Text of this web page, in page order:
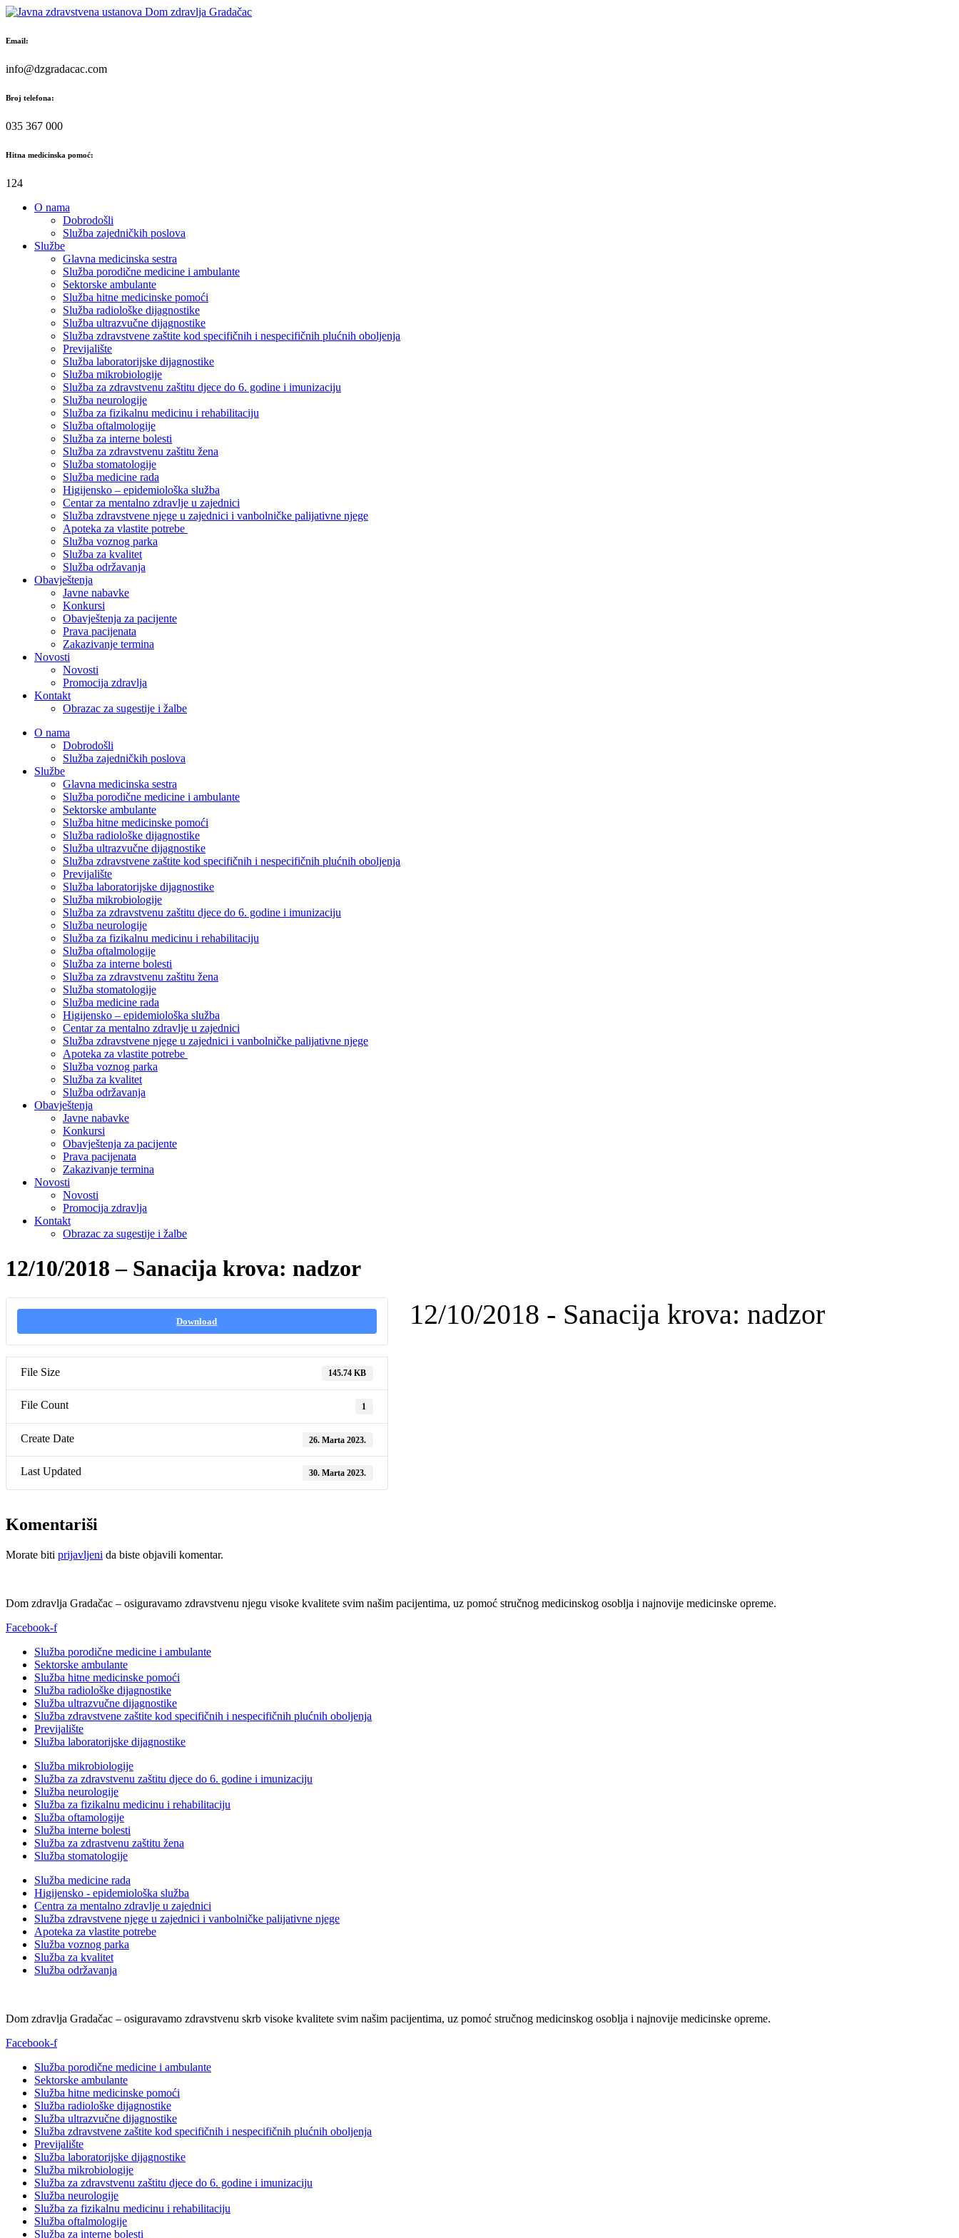
Skip
content
Email:
info@dzgradacac.com
Broj telefona:
035 367 000
Hitna medicinska pomoć:
124
O nama
Dobrodošli
Služba zajedničkih poslova
Službe
Glavna medicinska sestra
Služba porodične medicine i ambulante
Sektorske ambulante
Služba hitne medicinske pomoći
Služba radiološke dijagnostike
Služba ultrazvučne dijagnostike
Služba zdravstvene zaštite kod specifičnih i nespecifičnih plućnih oboljenja
Previjalište
Služba laboratorijske dijagnostike
Služba mikrobiologije
Služba za zdravstvenu zaštitu djece do 6. godine i imunizaciju
Služba neurologije
Služba za fizikalnu medicinu i rehabilitaciju
Služba oftalmologije
Služba za interne bolesti
Služba za zdravstvenu zaštitu žena
Služba stomatologije
Služba medicine rada
Higijensko – epidemiološka služba
Centar za mentalno zdravlje u zajednici
Služba zdravstvene njege u zajednici i vanbolničke palijativne njege
Apoteka za vlastite potrebe
Služba voznog parka
Služba za kvalitet
Služba održavanja
Obavještenja
Javne nabavke
Konkursi
Obavještenja za pacijente
Prava pacijenata
Zakazivanje termina
Novosti
Novosti
Promocija zdravlja
Kontakt
Obrazac za sugestije i žalbe
O nama
Dobrodošli
Služba zajedničkih poslova
Službe
Glavna medicinska sestra
Služba porodične medicine i ambulante
Sektorske ambulante
Služba hitne medicinske pomoći
Služba radiološke dijagnostike
Služba ultrazvučne dijagnostike
Služba zdravstvene zaštite kod specifičnih i nespecifičnih plućnih oboljenja
Previjalište
Služba laboratorijske dijagnostike
Služba mikrobiologije
Služba za zdravstvenu zaštitu djece do 6. godine i imunizaciju
Služba neurologije
Služba za fizikalnu medicinu i rehabilitaciju
Služba oftalmologije
Služba za interne bolesti
Služba za zdravstvenu zaštitu žena
Služba stomatologije
Služba medicine rada
Higijensko – epidemiološka služba
Centar za mentalno zdravlje u zajednici
Služba zdravstvene njege u zajednici i vanbolničke palijativne njege
Apoteka za vlastite potrebe
Služba voznog parka
Služba za kvalitet
Služba održavanja
Obavještenja
Javne nabavke
Konkursi
Obavještenja za pacijente
Prava pacijenata
Zakazivanje termina
Novosti
Novosti
Promocija zdravlja
Kontakt
Obrazac za sugestije i žalbe
12/10/2018 – Sanacija krova: nadzor
Download
File Size 145.74 KB
File Count 1
Create Date 26. Marta 2023.
Last Updated 30. Marta 2023.
12/10/2018 - Sanacija krova: nadzor
Komentariši
Morate biti prijavljeni da biste objavili komentar.
Dom zdravlja Gradačac – osiguravamo zdravstvenu njegu visoke kvalitete svim našim pacijentima, uz pomoć stručnog medicinskog osoblja i najnovije medicinske opreme.
Facebook-f
Služba porodične medicine i ambulante
Sektorske ambulante
Služba hitne medicinske pomoći
Služba radiološke dijagnostike
Služba ultrazvučne dijagnostike
Služba zdravstvene zaštite kod specifičnih i nespecifičnih plućnih oboljenja
Previjalište
Služba laboratorijske dijagnostike
Služba mikrobiologije
Služba za zdravstvenu zaštitu djece do 6. godine i imunizaciju
Služba neurologije
Služba za fizikalnu medicinu i rehabilitaciju
Služba oftamologije
Služba interne bolesti
Služba za zdrastvenu zaštitu žena
Služba stomatologije
Služba medicine rada
Higijensko - epidemiološka služba
Centra za mentalno zdravlje u zajednici
Služba zdravstvene njege u zajednici i vanbolničke palijativne njege
Apoteka za vlastite potrebe
Služba voznog parka
Služba za kvalitet
Služba održavanja
Dom zdravlja Gradačac – osiguravamo zdravstvenu skrb visoke kvalitete svim našim pacijentima, uz pomoć stručnog medicinskog osoblja i najnovije medicinske opreme.
Facebook-f
Služba porodične medicine i ambulante
Sektorske ambulante
Služba hitne medicinske pomoći
Služba radiološke dijagnostike
Služba ultrazvučne dijagnostike
Služba zdravstvene zaštite kod specifičnih i nespecifičnih plućnih oboljenja
Previjalište
Služba laboratorijske dijagnostike
Služba mikrobiologije
Služba za zdravstvenu zaštitu djece do 6. godine i imunizaciju
Služba neurologije
Služba za fizikalnu medicinu i rehabilitaciju
Služba oftalmologije
Služba za interne bolesti